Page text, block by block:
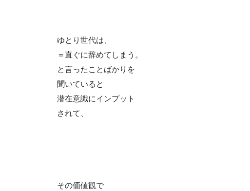
ゆとり世代は、
＝直ぐに辞めてしまう。
と言ったことばかりを
聞いていると
潜在意識にインプット
されて、
その価値観で